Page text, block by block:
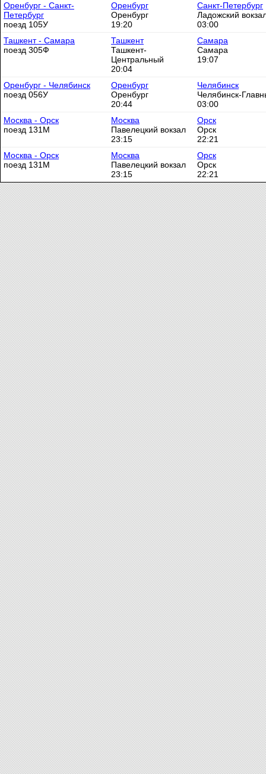
Оренбург - Санкт-
Петербург
поезд 105У
Оренбург
Оренбург
19:20
Санкт-Петербург
Ладожский
03:00
Ташкент - Самара
поезд 305Ф
Ташкент
Ташкент-
Центральный
20:04
Самара
Самара
19:07
Оренбург - Челябинск
поезд 056У
Оренбург
Оренбург
20:44
Челябинск
Челябинск-
03:00
Москва - Орск
поезд 131М
Москва
Павелецкий вокзал
23:15
Орск
Орск
22:21
Москва - Орск
поезд 131М
Москва
Павелецкий вокзал
23:15
Орск
Орск
22:21